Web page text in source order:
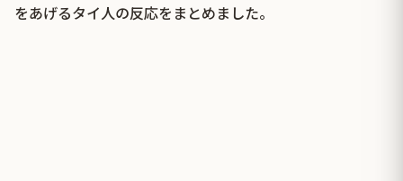
をあげるタイ人の反応をまとめました。